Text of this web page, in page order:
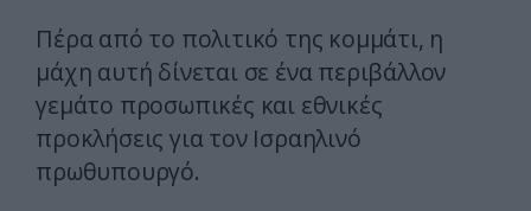
Πέρα από το πολιτικό της κομμάτι, η
μάχη αυτή δίνεται σε ένα περιβάλλον
γεμάτο προσωπικές και εθνικές
προκλήσεις για τον Ισραηλινό
πρωθυπουργό.